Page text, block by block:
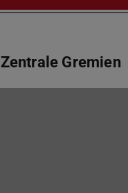
Zentrale Gremien